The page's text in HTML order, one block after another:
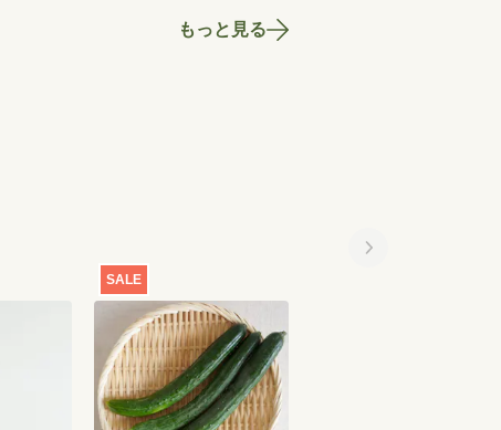
もっと見る
SALE
【特別価格】きゅうり
300g
301円〜